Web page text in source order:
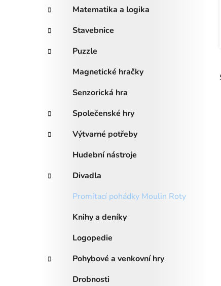
p
a
n
e
Matematika a logika
Stavebnice
Puzzle
Magnetické hračky
Senzorická hra
Společenské hry
Výtvarné potřeby
Hudební nástroje
Divadla
Promítací pohádky Moulin Roty
Knihy a deníky
Logopedie
Pohybové a venkovní hry
Drobnosti